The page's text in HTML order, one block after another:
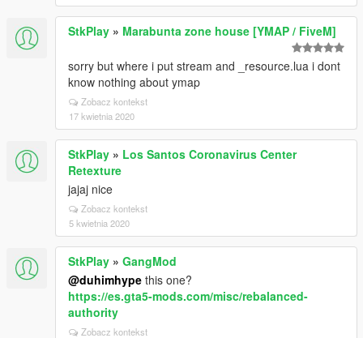
StkPlay » Marabunta zone house [YMAP / FiveM]
sorry but where i put stream and _resource.lua i dont
know nothing about ymap
Zobacz kontekst
17 kwietnia 2020
StkPlay » Los Santos Coronavirus Center
Retexture
jajaj nice
Zobacz kontekst
5 kwietnia 2020
StkPlay » GangMod
@duhimhype this one?
https://es.gta5-mods.com/misc/rebalanced-
authority
Zobacz kontekst